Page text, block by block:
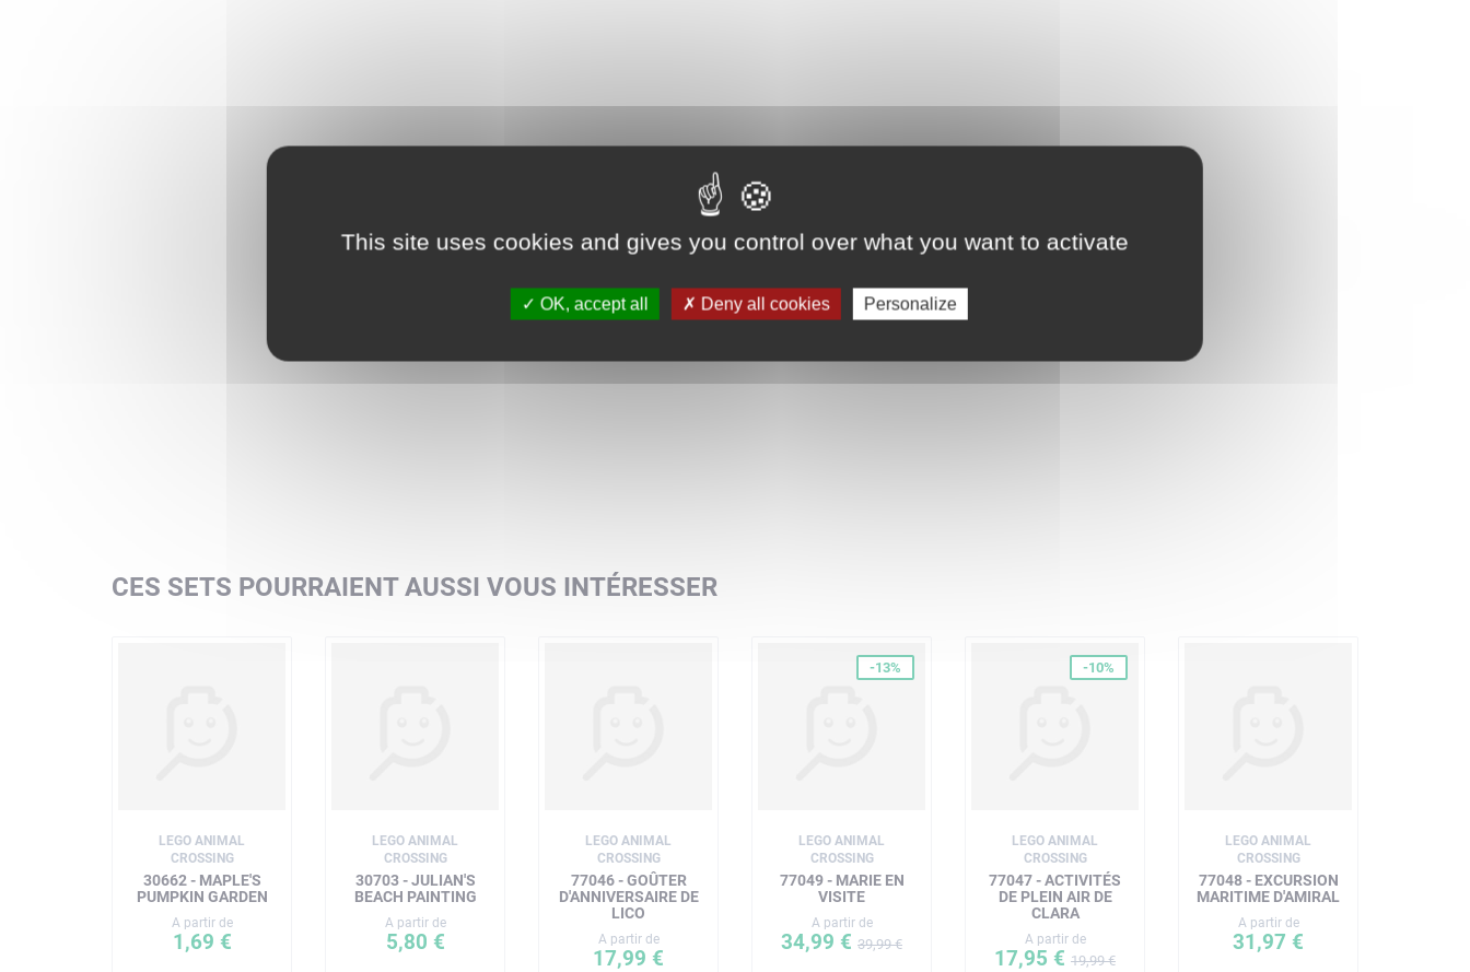
CES SETS POURRAIENT AUSSI VOUS INTÉRESSER
LEGO ANIMAL
CROSSING
30662 - MAPLE'S
PUMPKIN GARDEN
A partir de
1,69 €
LEGO ANIMAL
CROSSING
30703 - JULIAN'S
BEACH PAINTING
A partir de
5,80 €
LEGO ANIMAL
CROSSING
77046 - GOÛTER
D'ANNIVERSAIRE DE
LICO
A partir de
17,99 €
-13%
LEGO ANIMAL
CROSSING
77049 - MARIE EN
VISITE
A partir de
34,99 € 39,99 €
-10%
LEGO ANIMAL
CROSSING
77047 - ACTIVITÉS
DE PLEIN AIR DE
CLARA
A partir de
17,95 € 19,99 €
LEGO ANIMAL
CROSSING
77048 - EXCURSION
MARITIME D'AMIRAL
A partir de
31,97 €
This site uses cookies and gives you control over what you want to activate
OK, accept all Deny all cookies Personalize